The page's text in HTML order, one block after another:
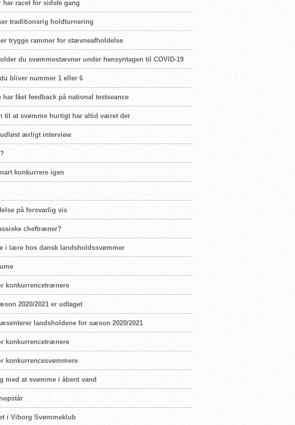
har racet for sidste gang
traditionsrig holdturnering
trygge rammer for stævneafholdelse
du svømmestævner under hensyntagen til COVID-19
bliver nummer 1 eller 6
har fået feedback på national testseance
til at svømme hurtigt har altid været der
ærligt interview
konkurrere igen
på forsvarlig vis
cheftræner?
i lære hos dansk landsholdssvømmer
konkurrencetrænere
2020/2021 er udtaget
landsholdene for sæson 2020/2021
konkurrencetrænere
konkurrencesvømmere
med at svømme i åbent vand
i Viborg Svømmeklub